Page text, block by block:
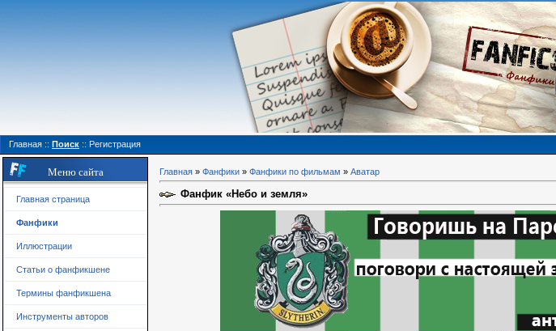
Главная :: Поиск :: Регистрация
Меню сайта
Главная страница
Фанфики
Иллюстрации
Статьи о фанфикшене
Термины фанфикшена
Инструменты авторов
Главная » Фанфики » Фанфики по фильмам » Аватар
Фанфик «Небо и земля»